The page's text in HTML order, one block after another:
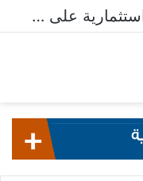
الاسكان تطرح 99 فرصة استثمارية على بوابة خدمات المستثمرين للشركات المصرية واستقبال 204 طلبات للشركات الأجنبية